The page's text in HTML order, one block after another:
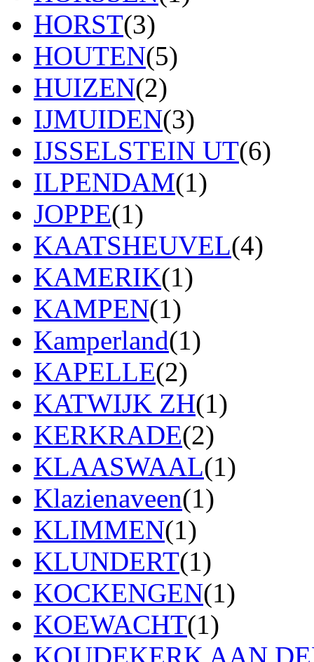
HORST(3)
HOUTEN(5)
HUIZEN(2)
IJMUIDEN(3)
IJSSELSTEIN UT(6)
ILPENDAM(1)
JOPPE(1)
KAATSHEUVEL(4)
KAMERIK(1)
KAMPEN(1)
Kamperland(1)
KAPELLE(2)
KATWIJK ZH(1)
KERKRADE(2)
KLAASWAAL(1)
Klazienaveen(1)
KLIMMEN(1)
KLUNDERT(1)
KOCKENGEN(1)
KOEWACHT(1)
KOUDEKERK AAN